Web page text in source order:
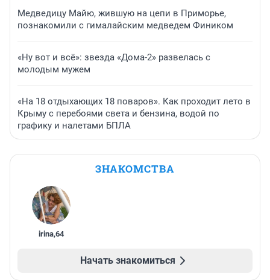
Медведицу Майю, жившую на цепи в Приморье,
познакомили с гималайским медведем Фиником
«Ну вот и всё»: звезда «Дома-2» развелась с
молодым мужем
«На 18 отдыхающих 18 поваров». Как проходит лето в
Крыму с перебоями света и бензина, водой по
графику и налетами БПЛА
ЗНАКОМСТВА
irina,64
Начать знакомиться